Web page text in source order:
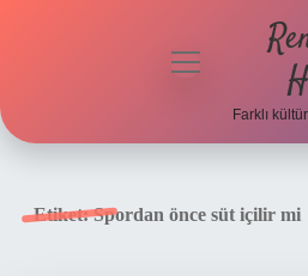
Politikası
menüyü
Farklı
Etiket:Spordan önce süt içilir mi